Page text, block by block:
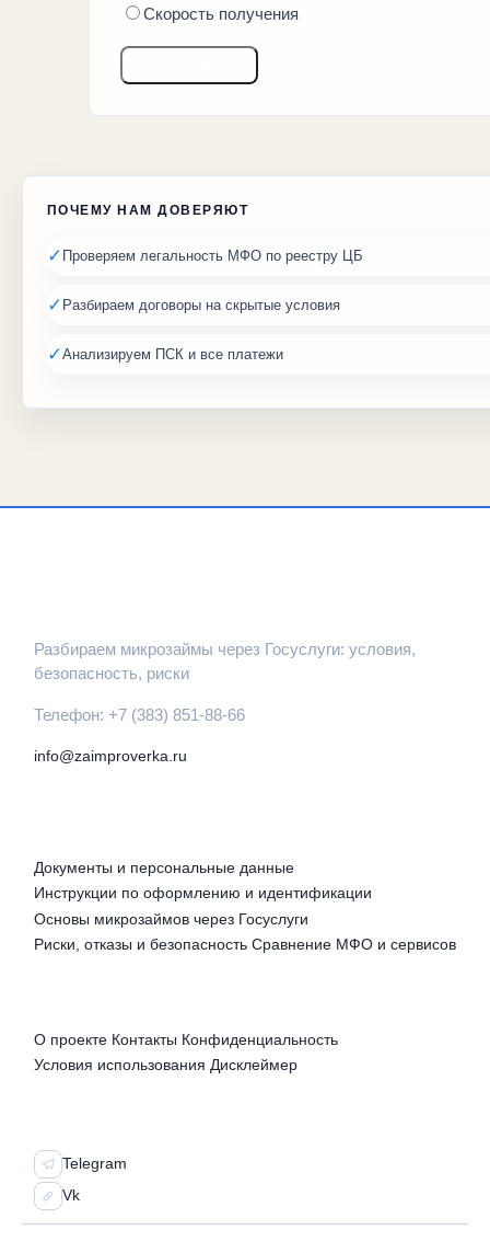
Скорость получения
ПОЧЕМУ НАМ ДОВЕРЯЮТ
✓ Проверяем легальность МФО по реестру ЦБ
✓ Разбираем договоры на скрытые условия
✓Анализируем ПСК и все платежи
Разбираем микрозаймы через Госуслуги: условия,
безопасность, риски
Телефон: +7 (383) 851-88-66
info@zaimproverka.ru
Документы и персональные данные
Инструкции по оформлению и идентификации
Основы микрозаймов через Госуслуги
Риски, отказы и безопасность Сравнение МФО и сервисов
О проекте Контакты Конфиденциальность
Условия использования Дисклеймер
Telegram
Vk